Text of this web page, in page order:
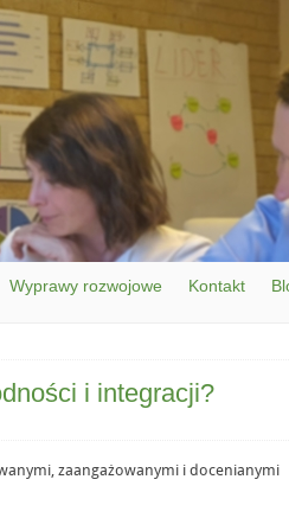
Wyprawy rozwojowe Kontakt
i integracji?
zaangażowanymi i docenianymi